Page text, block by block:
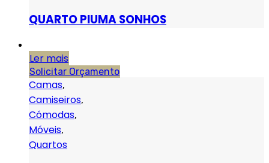
QUARTO PIUMA SONHOS
Ler mais
Solicitar Orçamento
Camas,
Camiseiros,
Cómodas,
Móveis,
Quartos